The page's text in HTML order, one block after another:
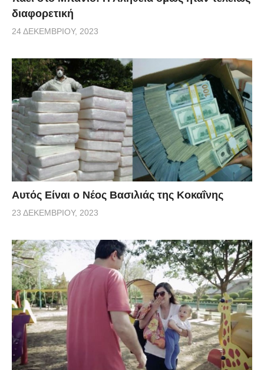
διαφορετική
24 ΔΕΚΕΜΒΡΊΟΥ, 2023
Αυτός Είναι ο Νέος Βασιλιάς της Κοκαΐνης
23 ΔΕΚΕΜΒΡΊΟΥ, 2023